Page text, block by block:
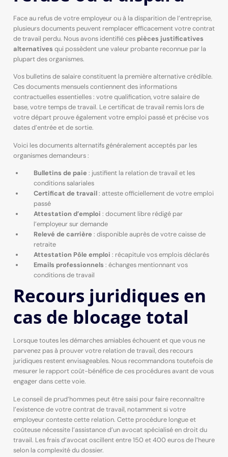
Face au refus de votre employeur ou à la disparition de l’entreprise,
plusieurs documents peuvent remplacer efficacement votre contrat
de travail perdu. Nous avons identifié ces pièces justificatives
alternatives qui possèdent une valeur probante reconnue par la
plupart des organismes.
Vos bulletins de salaire constituent la première alternative crédible.
Ces documents mensuels contiennent des informations
contractuelles essentielles : votre qualification, votre salaire de
base, votre temps de travail. Le certificat de travail remis lors de
votre départ prouve également votre emploi passé et précise vos
dates d’entrée et de sortie.
Voici les documents alternatifs généralement acceptés par les
organismes demandeurs :
Bulletins de paie : justifient la relation de travail et les
conditions salariales
Certificat de travail: atteste officiellement de votre emploi
passé
Attestation d’emploi : document libre rédigé par
l’employeur sur demande
Relevé de carrière : disponible auprès de votre caisse de
retraite
Attestation Pôle emploi : récapitule vos emplois déclarés
Emails professionnels : échanges mentionnant vos
conditions de travail
Recours juridiques en
cas de blocage total
Lorsque toutes les démarches amiables échouent et que vous ne
parvenez pas à prouver votre relation de travail, des recours
juridiques restent envisageables. Nous recommandons toutefois de
mesurer le rapport coût-bénéfice de ces procédures avant de vous
engager dans cette voie.
Le conseil de prud’hommes peut être saisi pour faire reconnaître
l’existence de votre contrat de travail, notamment si votre
employeur conteste cette relation. Cette procédure longue et
coûteuse nécessite l’assistance d’un avocat spécialisé en droit du
travail. Les frais d’avocat oscillent entre 150 et 400 euros de l’heure
selon la complexité du dossier.